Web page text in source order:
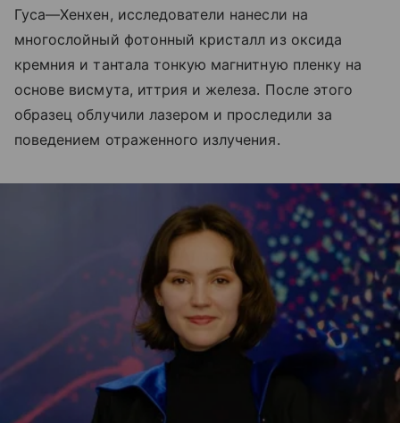
Гуса—Хенхен, исследователи нанесли на
многослойный фотонный кристалл из оксида
кремния и тантала тонкую магнитную пленку на
основе висмута, иттрия и железа. После этого
образец облучили лазером и проследили за
поведением отраженного излучения.